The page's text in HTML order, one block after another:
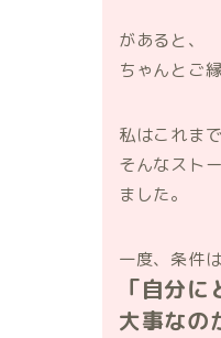
があると、
ちゃんとご
私はこれまで
そんなスト
ました。
一度、条件
「自分
大事なの